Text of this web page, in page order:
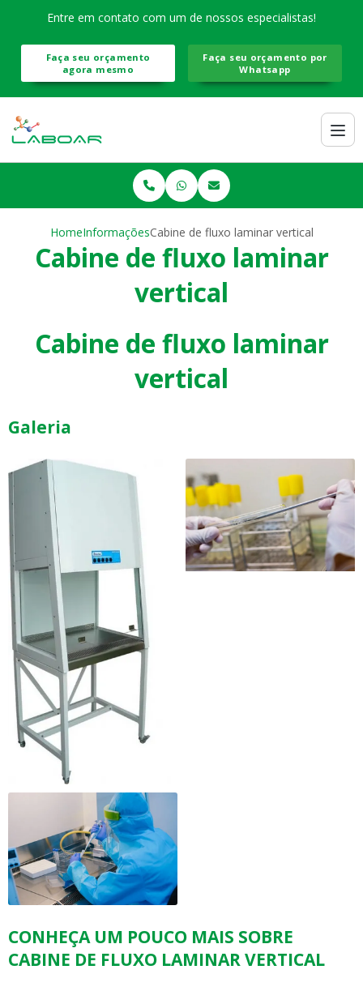
Entre em contato com um de nossos especialistas!
Faça seu orçamento
agora mesmo
Faça seu orçamento por
Whatsapp
HomeInformaçõesCabine de fluxo laminar vertical
Cabine de fluxo laminar
vertical
Cabine de fluxo laminar
vertical
Galeria
CONHEÇA UM POUCO MAIS SOBRE
CABINE DE FLUXO LAMINAR VERTICAL